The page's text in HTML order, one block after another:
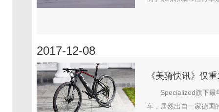
2017-12-08
《美骑快讯》仅
Specialized旗下最
车，居然出自一家德国